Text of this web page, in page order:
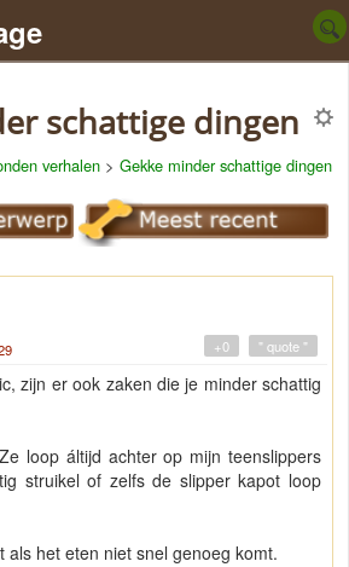
schattige dingen
verhalen > Gekke minder schattige dingen
" quote "
+0
zijn er ook zaken die je minder schattig
loop áltijd achter op mijn teenslippers
struikel of zelfs de slipper kapot loop
als het eten niet snel genoeg komt.